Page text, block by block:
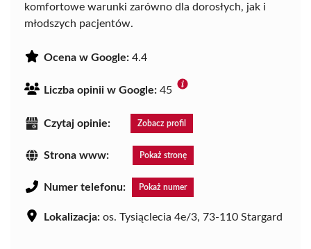
komfortowe warunki zarówno dla dorosłych, jak i
młodszych pacjentów.
Ocena w Google: 4.4
Liczba opinii w Google: 45
Czytaj opinie: Zobacz profil
Strona www: Pokaż stronę
Numer telefonu: Pokaż numer
Lokalizacja: os. Tysiąclecia 4e/3, 73-110 Stargard